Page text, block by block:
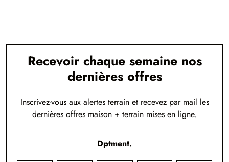
Recevoir chaque semaine nos
dernières offres
Inscrivez-vous aux alertes terrain et recevez par mail les
dernières offres maison + terrain mises en ligne.
Dptment.